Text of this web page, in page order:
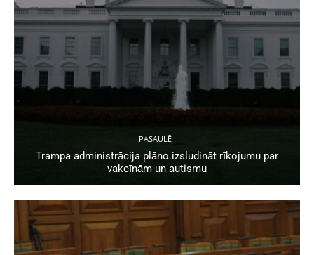
PASAULĒ
Trampa administrācija plāno izsludināt rīkojumu par
vakcīnām un autismu